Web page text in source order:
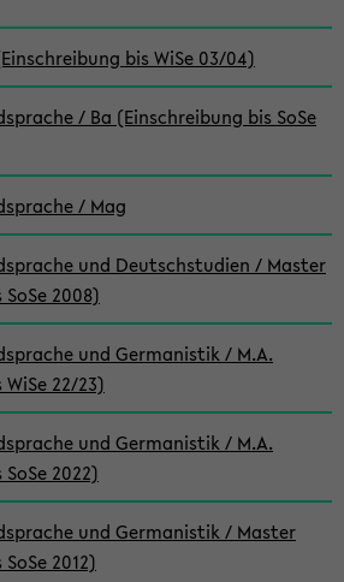
bis WiSe 03/04)
/ Ba (Einschreibung bis SoSe
/ Mag
und Deutschstudien / Master
2008)
und Germanistik / M.A.
22/23)
und Germanistik / M.A.
2022)
und Germanistik / Master
2012)